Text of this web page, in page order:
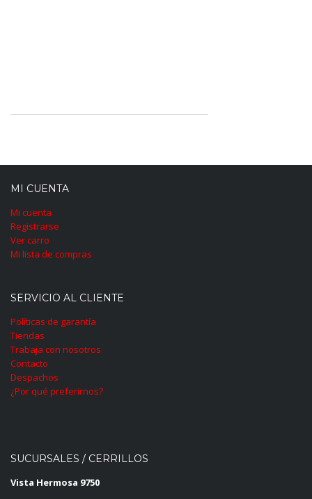
MI CUENTA
Mi cuenta
Registrarse
Ver carro
Mi lista de compras
SERVICIO AL CLIENTE
Políticas de garantía
Tiendas
Trabaja con nosotros
Contacto
Despachos
¿Por qué preferirnos?
SUCURSALES / CERRILLOS
Vista Hermosa 9750